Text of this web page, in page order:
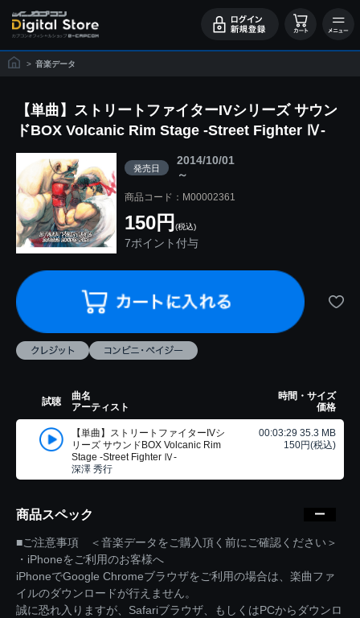
> 音楽データ
【単曲】ストリートファイターIVシリーズ サウン
ドBOX Volcanic Rim Stage -Street Fighter Ⅳ-
発売日
2014/10/01
～
商品コード：M00002361
150円 (税込)
7ポイント付与
試聴
曲名
アーティスト
時間・サイズ
価格
【単曲】ストリートファイターIVシ
リーズ サウンドBOX Volcanic Rim
Stage -Street Fighter Ⅳ-
深澤 秀行
00:03:29 35.3 MB
150円(税込)
商品スペック
■ご注意事項 ＜音楽データをご購入頂く前にご確認ください＞
・iPhoneをご利用のお客様へ
iPhoneでGoogle Chromeブラウザをご利用の場合は、楽曲ファ
イルのダウンロードが行えません。
誠に恐れ入りますが、Safariブラウザ、もしくはPCからダウンロ